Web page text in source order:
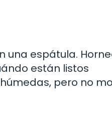
una espátula.
están listos
pero no